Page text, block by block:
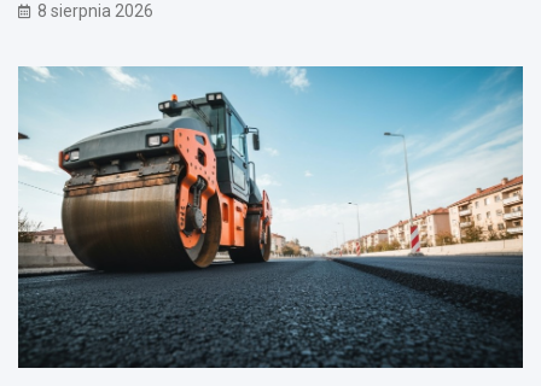
8 sierpnia 2026